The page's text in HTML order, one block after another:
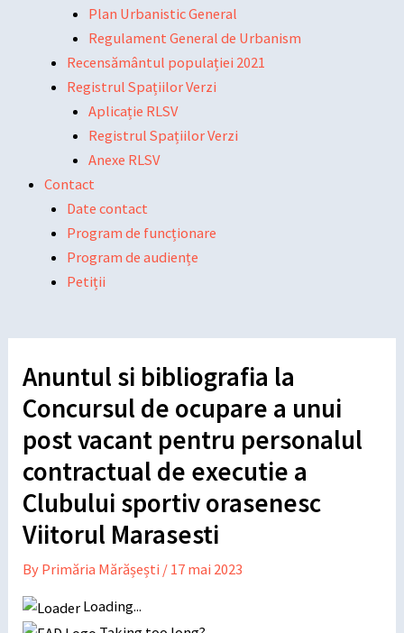
Plan Urbanistic General
Regulament General de Urbanism
Recensământul populației 2021
Registrul Spațiilor Verzi
Aplicație RLSV
Registrul Spațiilor Verzi
Anexe RLSV
Contact
Date contact
Program de funcționare
Program de audiențe
Petiții
Anuntul si bibliografia la
Concursul de ocupare a unui
post vacant pentru personalul
contractual de executie a
Clubului sportiv orasenesc
Viitorul Marasesti
By Primăria Mărășești / 17 mai 2023
Loading...